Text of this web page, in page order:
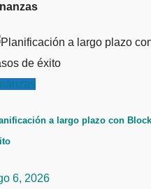
a largo plazo con
6, 2026